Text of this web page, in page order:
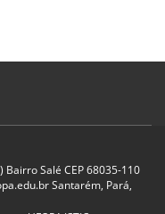
Bairro Salé CEP 68035-110
Santarém, Pará,